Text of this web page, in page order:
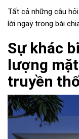
Tất cả những câu
lời ngay trong bài
Sự khác
lượng
truyền